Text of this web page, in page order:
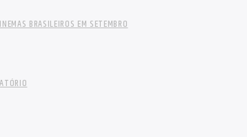
BRASILEIROS EM SETEMBRO